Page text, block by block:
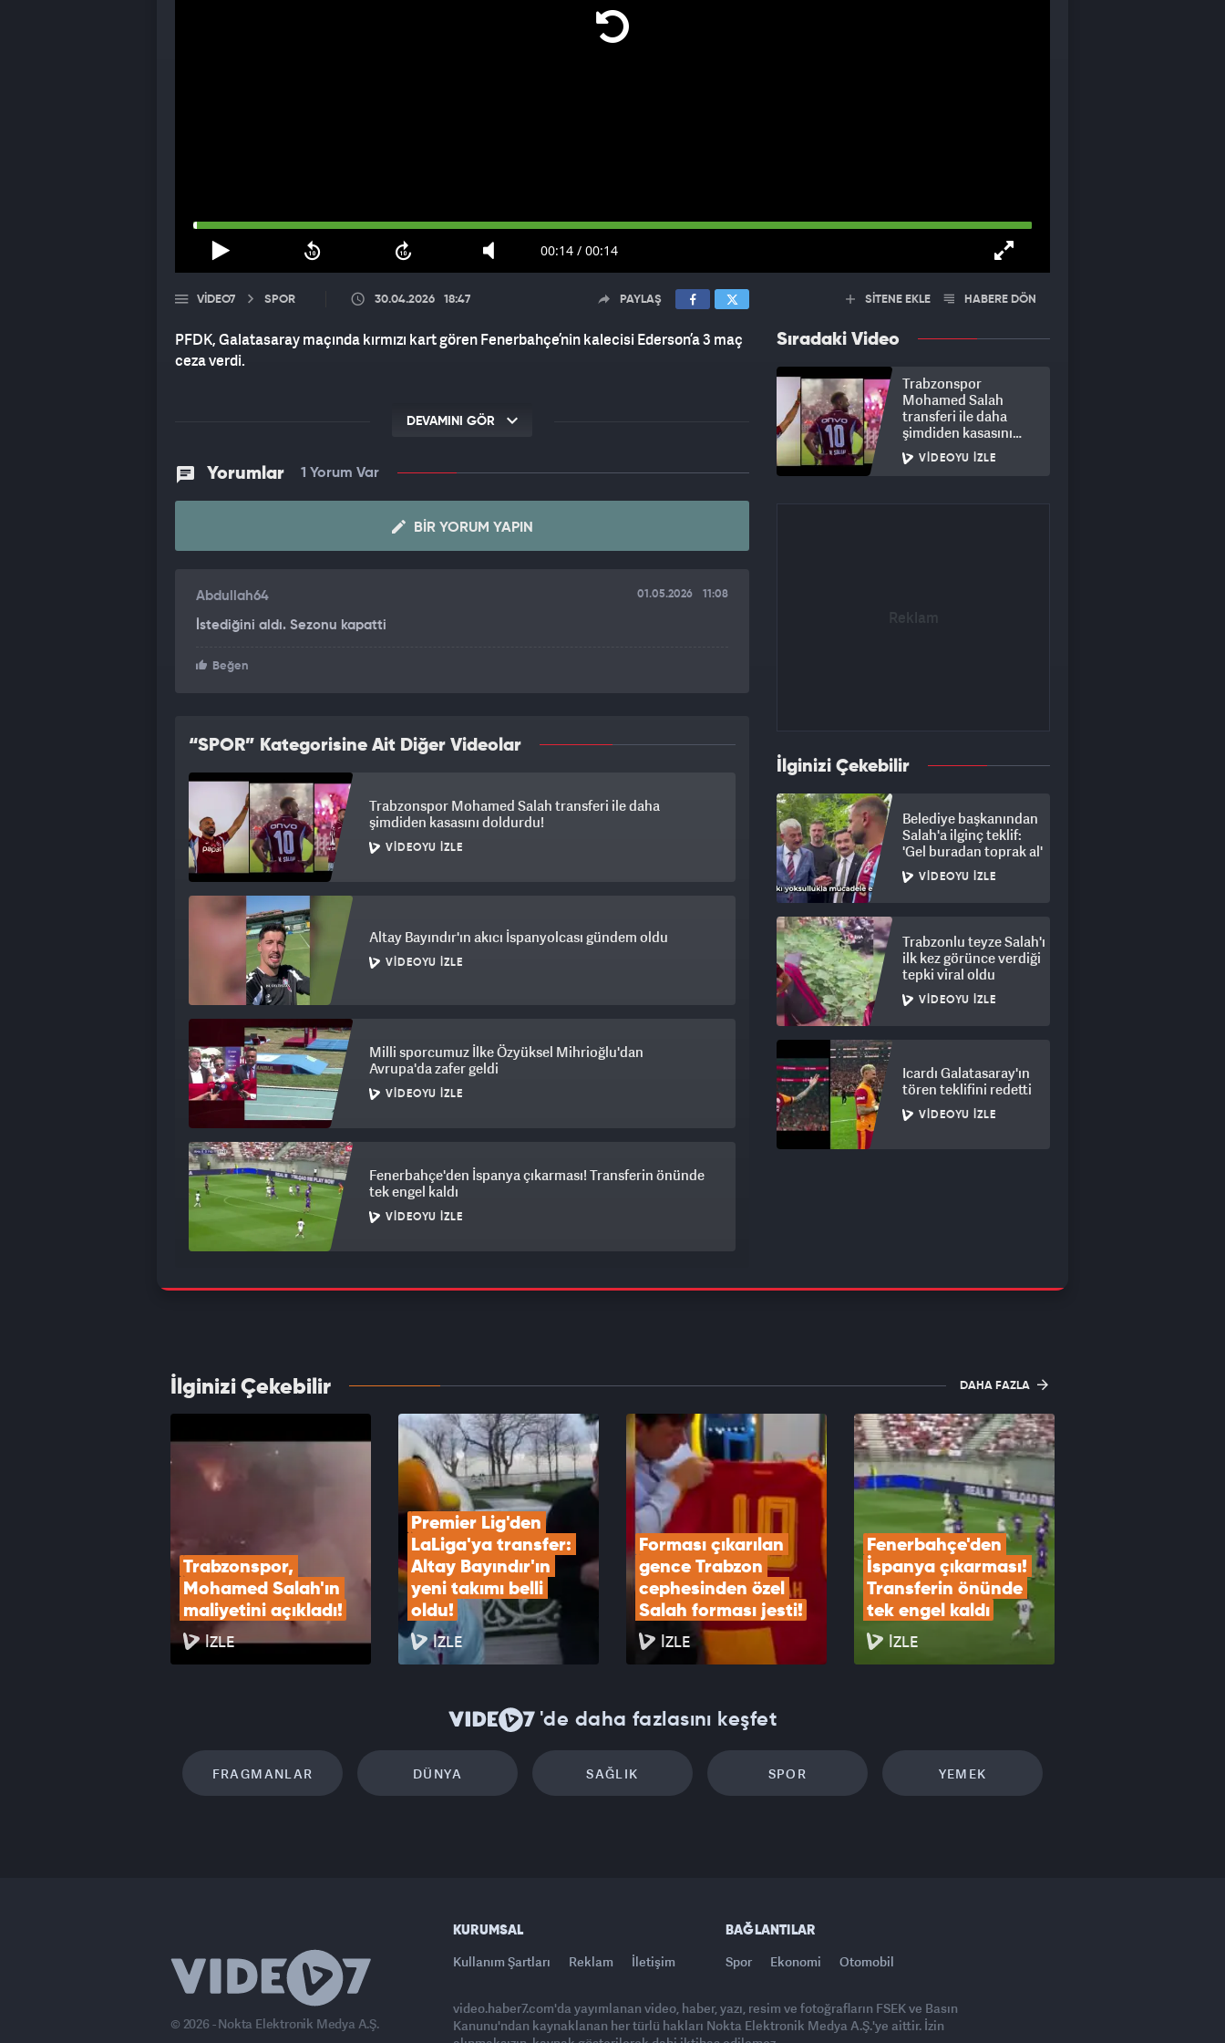
00:14 / 00:14
VIDEO7 SPOR 30.04.2026 18:47 PAYLAŞ
PFDK, Galatasaray maçında kırmızı kart gören Fenerbahçe’nin kalecisi Ederson’a 3 maç
ceza verdi.
DEVAMINI GÖR
Yorumlar 1 Yorum Var
BIR YORUM YAPIN
Abdullah64 01.05.2026 11:08
İstediğini aldı. Sezonu kapatti
Beğen
“SPOR” Kategorisine Ait Diğer Videolar
Trabzonspor Mohamed Salah transferi ile daha
şimdiden kasasını doldurdu!
VIDEOYU İZLE
Altay Bayındır'ın akıcı İspanyolcası gündem oldu
VIDEOYU İZLE
Milli sporcumuz İlke Özyüksel Mihrioğlu'dan
Avrupa'da zafer geldi
VIDEOYU İZLE
Fenerbahçe'den İspanya çıkarması! Transferin önünde
tek engel kaldı
VIDEOYU İZLE
Orkun Kökçü'nün anneannesi Sebahat Eryalçın vefat
etti
VIDEOYU İZLE
SİTENE EKLE HABERE DÖN
Sıradaki Video
Trabzonspor
Mohamed Salah
transferi ile daha
şimdiden kasasını
doldurdu!
VIDEOYU İZLE
İlginizi Çekebilir
Belediye başkanından
Salah'a ilginç teklif:
'Gel buradan toprak al'
VIDEOYU İZLE
Trabzonlu teyze Salah'ı
ilk kez görünce verdiği
tepki viral oldu
VIDEOYU İZLE
Icardı Galatasaray'ın
tören teklifini redetti
VIDEOYU İZLE
İlginizi Çekebilir DAHA FAZLA
Trabzonspor,
Mohamed Salah'ın
maliyetini açıkladı!
İZLE
Premier Lig'den
LaLiga'ya transfer:
Altay Bayındır'ın
yeni takımı belli
oldu!
İZLE
Forması çıkarılan
gence Trabzon
cephesinden özel
Salah forması jesti!
İZLE
Fenerbahçe'den
İspanya çıkarması!
Transferin önünde
tek engel kaldı
İZLE
'de daha fazlasını keşfet
FRAGMANLAR DÜNYA SAĞLIK SPOR YEMEK
© 2026 - Nokta Elektronik Medya A.Ş.
KURUMSAL
Kullanım Şartları Reklam İletişim
BAĞLANTILAR
Spor Ekonomi Otomobil
video.haber7.com'da yayımlanan video, haber, yazı, resim ve fotoğrafların FSEK ve Basın
Kanunu'ndan kaynaklanan her türlü hakları Nokta Elektronik Medya A.Ş.'ye aittir. İzin